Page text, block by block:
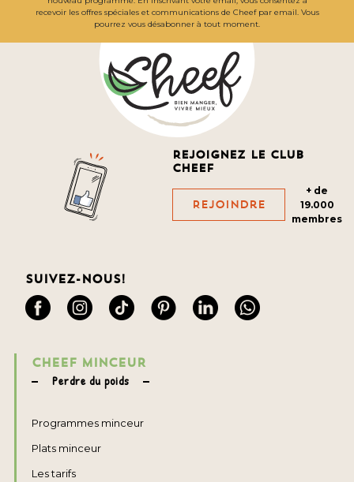
recevoir les offres spéciales et communications de Cheef par email. Vous
pourrez vous désabonner à tout moment.
Rejoignez le club
cheef
Rejoindre
+ de
19.000
membres
Suivez-nous!
CHEEF MINCEUR
Perdre du poids
Programmes minceur
Plats minceur
Les tarifs